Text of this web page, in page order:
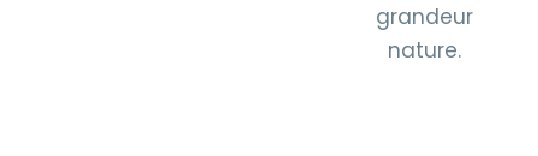
grandeur
nature.